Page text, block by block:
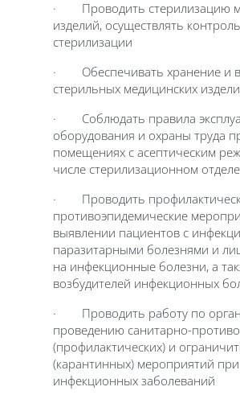
· Проводить стерилизацию
изделий, осуществлять
стерилизации
· Обеспечивать хранение и
стерильных медицинских
· Соблюдать правила
оборудования и охраны труда
помещениях с асептическим
числе стерилизационном
· Проводить
противоэпидемические
выявлении пациентов с
паразитарными болезнями и
на инфекционные болезни, а
возбудителей инфекционных
· Проводить работу по
проведению санитарно-
(профилактических) и
(карантинных) мероприятий
инфекционных заболеваний